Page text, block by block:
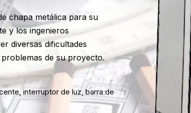
chapa metálica para su
y los ingenieros
diversas dificultades
de su proyecto.
interruptor de luz, barra de